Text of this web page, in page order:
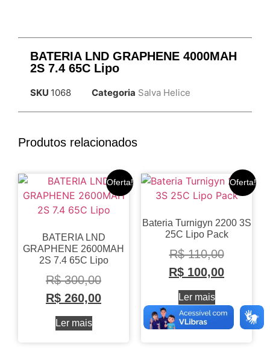
BATERIA LND GRAPHENE 4000MAH
2S 7.4 65C Lipo
SKU 1068 Categoria Salva Helice
Produtos relacionados
Oferta!
BATERIA LND
GRAPHENE 2600MAH
2S 7.4 65C Lipo
R$300,00
R$ 260,00
Ler mais
Oferta!
Bateria Turnigyn 2200 3S
25C Lipo Pack
R$110,00
R$ 100,00
Ler mais